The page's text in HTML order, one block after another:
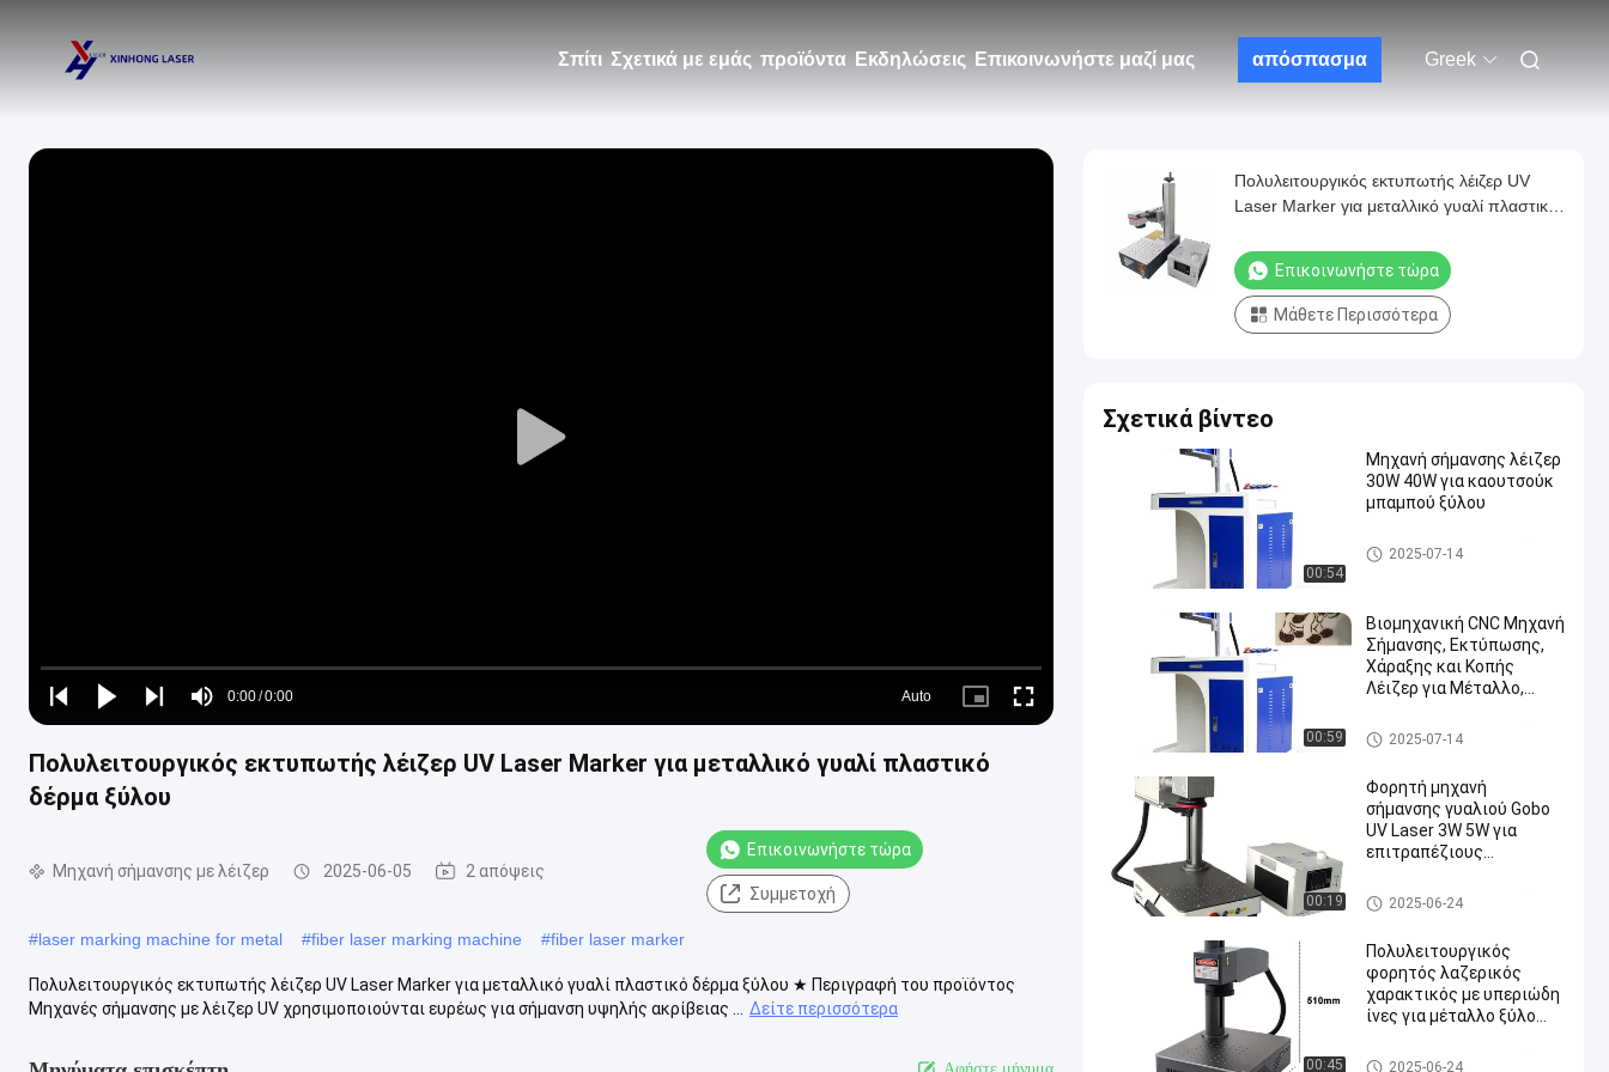
Σπίτι Σχετικά με εμάς προϊόντα Εκδηλώσεις Επικοινωνήστε μαζί μας απόσπασμα Greek
Play
Play
Play
Play
Mute
Time
0:00/0:00
Loaded:
0%
Auto
Picture- Fullscreen
Πολυλειτουργικός εκτυπωτής λέιζερ UV Laser Marker για μεταλλικό γυαλί πλαστικό
δέρμα ξύλου
Μηχανή σήμανσης με λέιζερ 2025-06-05 2 απόψεις
Επικοινωνήστε τώρα
Συμμετοχή
#laser marking machine for metal #fiber laser marking machine #fiber laser marker
Πολυλειτουργικός εκτυπωτής λέιζερ UV Laser Marker για μεταλλικό γυαλί πλαστικό δέρμα ξύλου ★ Περιγραφή του προϊόντος
Μηχανές σήμανσης με λέιζερ UV χρησιμοποιούνται ευρέως για σήμανση υψηλής ακρίβειας ...
Δείτε περισσότερα
Αφήστε μήνυμα
Πολυλειτουργικός εκτυπωτής λέιζερ UV
Laser Marker για μεταλλικό γυαλί πλαστικό
Επικοινωνήστε τώρα
Μάθετε Περισσότερα
Σχετικά βίντεο
00:54
Μηχανή σήμανσης λέιζερ
30W 40W για καουτσούκ
μπαμπού ξύλου
Μηχανή σήμανσης με λέιζερ
2025-07-14
00:59
Βιομηχανική CNC Μηχανή
Σήμανσης, Εκτύπωσης,
Χάραξης και Κοπής
Λέιζερ για Μέταλλο,
και Mopa
Μηχανή σήμανσης με λέιζερ
2025-07-14
00:19
Φορητή μηχανή
σήμανσης γυαλιού Gobo
UV Laser 3W 5W για
επιτραπέζιους
UV Laser Printer
Μηχανή σήμανσης με λέιζερ
2025-06-24
00:45
Πολυλειτουργικός
φορητός λαζερικός
χαρακτικός με υπεριώδη
ίνες για μέταλλο ξύλο
πλαστικό
Μηχανή σήμανσης με λέιζερ
2025-06-24